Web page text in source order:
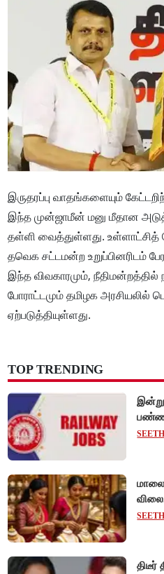
இருதரப்பு வாதங்களையும்
இந்த முன்ஜாமீன் மனு மீதான
தள்ளி வைத்துள்ளது. உள்ளாட்சித்
தவெக சட்டமன்ற உறுப்பினரிடம்
இந்த விவகாரமும்,
போராட்டமும் தமிழக அரசியலில்
ஏற்படுத்தியுள்ளது.
TOP TRENDING
இன்று
திடீர்